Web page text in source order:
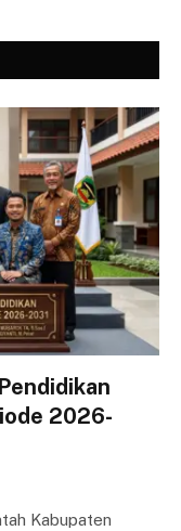
2026-
Kabupaten